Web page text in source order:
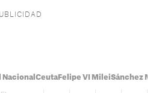
Nacional CeutaFelipe VI MileiSánchez